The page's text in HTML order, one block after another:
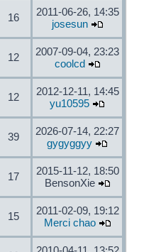
16
2011-06-26, 14:35
josesun
12
2007-09-04, 23:23
coolcd
12
2012-12-11, 14:45
yu10595
39
2026-07-14, 22:27
gygyggyy
17
2015-11-12, 18:50
BensonXie
15
2011-02-09, 19:12
Merci chao